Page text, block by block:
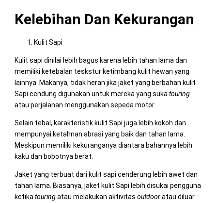
Kelebihan Dan Kekurangan
Kulit Sapi
Kulit sapi dinilai lebih bagus karena lebih tahan lama dan
memiliki ketebalan teskstur ketimbang kulit hewan yang
lainnya. Makanya, tidak heran jika jaket yang berbahan kulit
Sapi cendung digunakan untuk mereka yang suka touring
atau perjalanan menggunakan sepeda motor.
Selain tebal, karakteristik kulit Sapi juga lebih kokoh dan
mempunyai ketahnan abrasi yang baik dan tahan lama.
Meskipun memiliki kekuranganya diantara bahannya lebih
kaku dan bobotnya berat.
Jaket yang terbuat dari kulit sapi cenderung lebih awet dan
tahan lama. Biasanya, jaket kulit Sapi lebih disukai pengguna
ketika touringatau melakukan aktivitas outdooratau diluar